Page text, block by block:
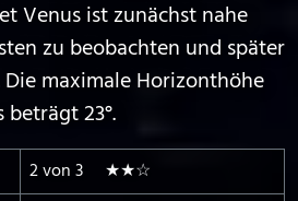
Venus ist zunächst nahe
zu beobachten und später
maximale Horizonthöhe
23°.
2 von 3 ★★☆